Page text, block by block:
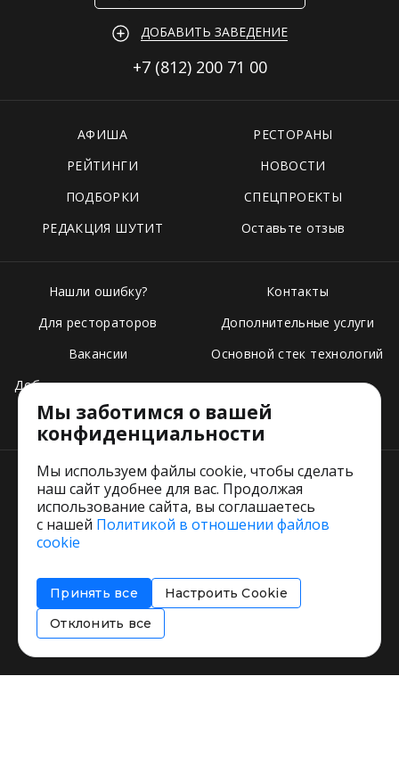
ДОБАВИТЬ ЗАВЕДЕНИЕ
+7 (812) 200 71 00
АФИША
РЕСТОРАНЫ
РЕЙТИНГИ
НОВОСТИ
ПОДБОРКИ
СПЕЦПРОЕКТЫ
РЕДАКЦИЯ ШУТИТ
Оставьте отзыв
Нашли ошибку?
Для рестораторов
Вакансии
Добавить свое заведение
Тарифы
Контакты
Дополнительные услуги
Основной стек технологий
Пользовательское соглашение
Соглашение об информировании
Политика использования cookies
Мы заботимся о вашей
конфиденциальности
Мы используем файлы cookie, чтобы сделать
наш сайт удобнее для вас. Продолжая
использование сайта, вы соглашаетесь
с нашей Политикой в отношении файлов
cookie
Принять все
Настроить Cookie
Отклонить все